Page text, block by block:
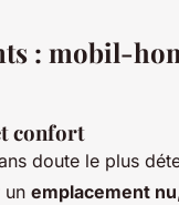
: mobil-
confort
doute le plus
un emplacement nu